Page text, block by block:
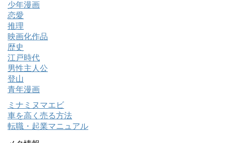
少年漫画
恋愛
推理
映画化作品
歴史
江戸時代
男性主人公
登山
青年漫画
ミナミヌマエビ
車を高く売る方法
転職・起業マニュアル